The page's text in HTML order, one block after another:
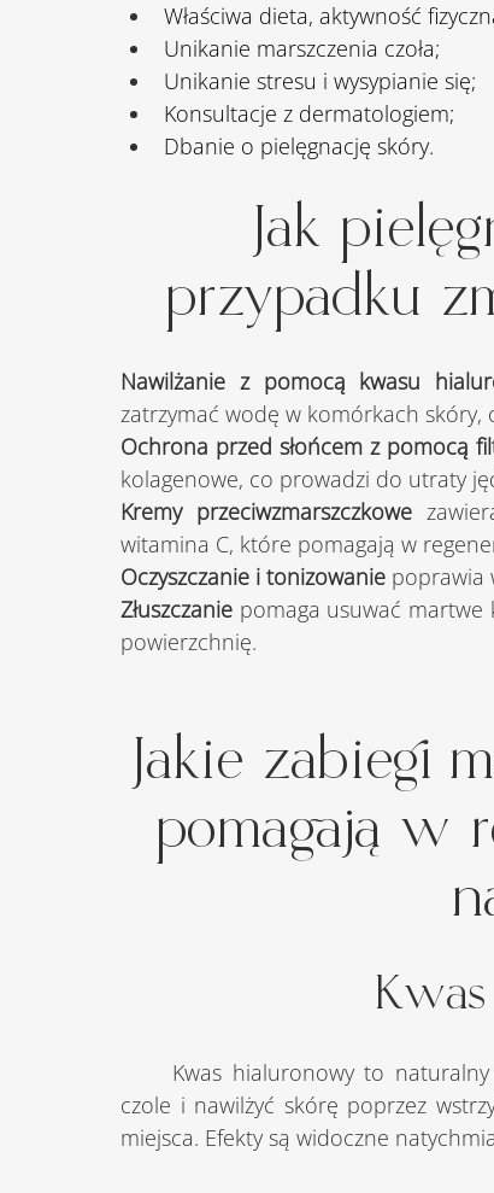
Właściwa dieta, aktywność
Unikanie marszczenia czoła;
Unikanie stresu i wysypianie się;
Konsultacje z dermatologiem;
Dbanie o pielęgnację skóry.
Jak
przypadku
Nawilżanie z pomocą kwasu
zatrzymać wodę w komórkach skóry,
Ochrona przed słońcem z pomocą
kolagenowe, co prowadzi do utraty
Kremy przeciwzmarszczkowe
witamina C, które pomagają w
Oczyszczanie i tonizowanie poprawia
Złuszczanie pomaga usuwać martwe
powierzchnię.
Jakie zabiegi
pomagają w
czole i nawilżyć skórę poprzez
miejsca. Efekty są widoczne